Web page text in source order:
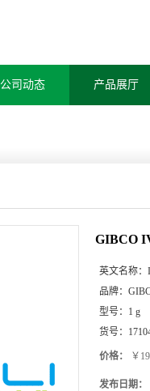
公司动态 产品展厅
GIBCO
英文名称：
品牌：
型号： 1 g
货号：
价格： ￥
发布日期：